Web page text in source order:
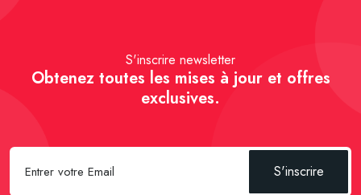
S'inscrire newsletter
Obtenez toutes les mises à jour et offres
exclusives.
S'inscrire